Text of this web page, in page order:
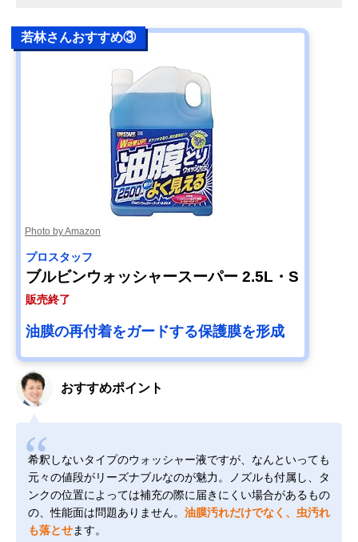
若林さんおすすめ③
Photo by Amazon
プロスタッフ
ブルビンウォッシャースーパー 2.5L・S
販売終了
油膜の再付着をガードする保護膜を形成
おすすめポイント
希釈しないタイプのウォッシャー液ですが、なんといっても
元々の値段がリーズナブルなのが魅力。ノズルも付属し、タ
ンクの位置によっては補充の際に届きにくい場合があるもの
の、性能面は問題ありません。 油膜汚れだけでなく、虫汚れ
も落とせます。